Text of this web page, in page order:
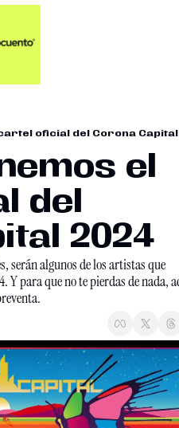
📑
Plus 💎
Entretenimiento🥤
cartel oficial del Corona
el
del
2024
serán algunos de los artistas que
Y para que no te pierdas de nada,